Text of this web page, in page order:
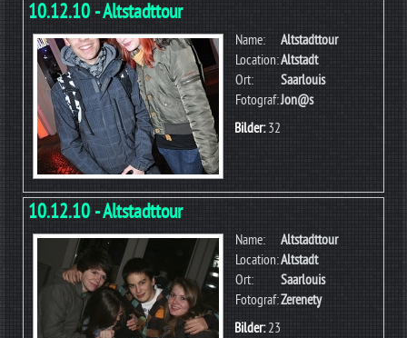
10.12.10 - Altstadttour
Name:
Altstadttour
Location:Altstadt
Ort:
Saarlouis
Fotograf:Jon@s
Bilder:32
10.12.10 - Altstadttour
Name:
Altstadttour
Location:Altstadt
Ort:
Saarlouis
Fotograf:Zerenety
Bilder:23